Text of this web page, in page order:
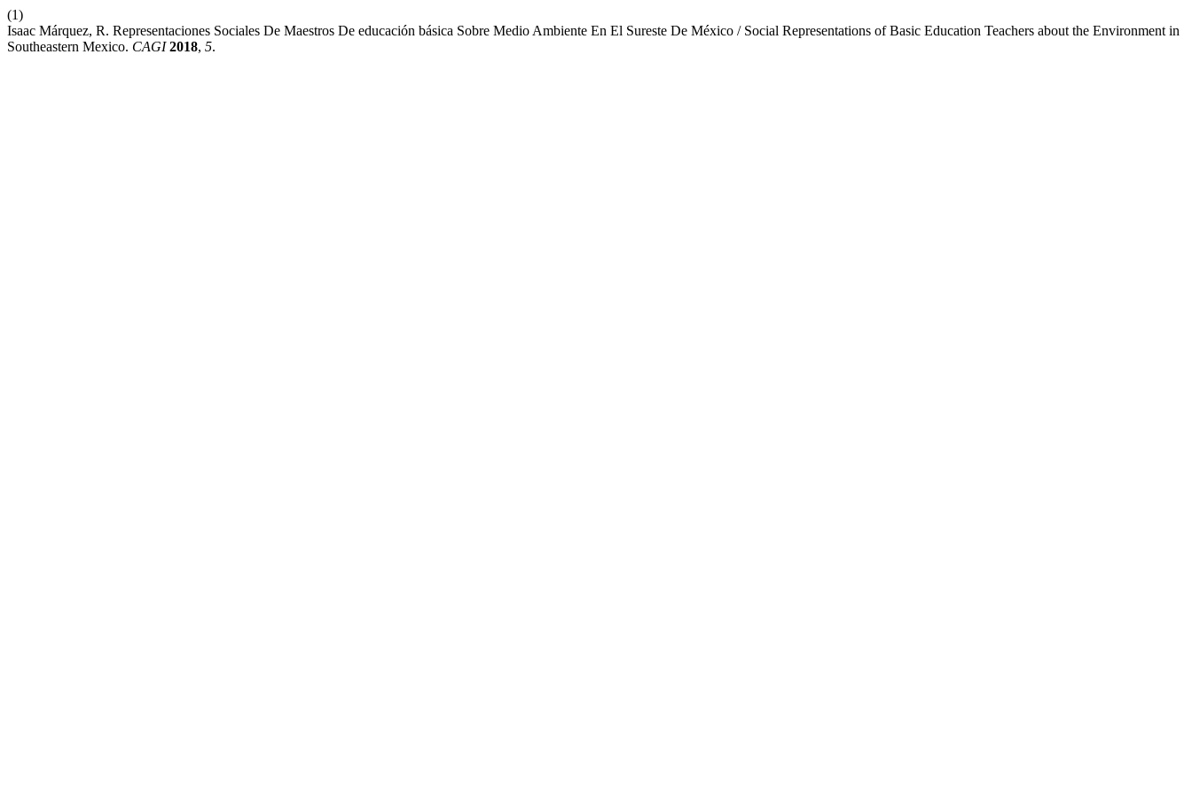
(1)
Isaac Márquez, R. Representaciones Sociales De Maestros De educación básica Sobre Medio Ambiente En El Sureste De México / Social Representations of Basic Education Teachers about the Environment in
Southeastern Mexico. CAGI 2018, 5.